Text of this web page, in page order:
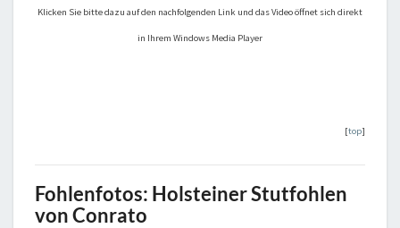
Klicken Sie bitte dazu auf den nachfolgenden Link und das Video öffnet sich direkt
in Ihrem Windows Media Player
[top]
Fohlenfotos: Holsteiner Stutfohlen
von Conrato